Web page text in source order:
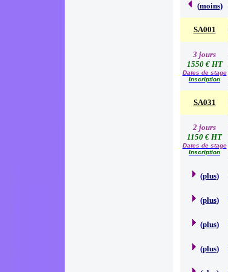
(moins)
SA001
3 jours
1550 € HT
Dates de stage
Inscription
SA031
2 jours
1150 € HT
Dates de stage
Inscription
(plus)
(plus)
(plus)
(plus)